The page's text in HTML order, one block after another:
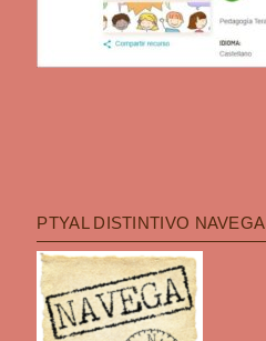
PTYAL DISTINTIVO NAVEGA